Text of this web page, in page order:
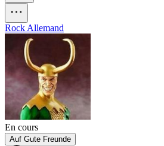
Rock Allemand
En cours
Auf Gute Freunde